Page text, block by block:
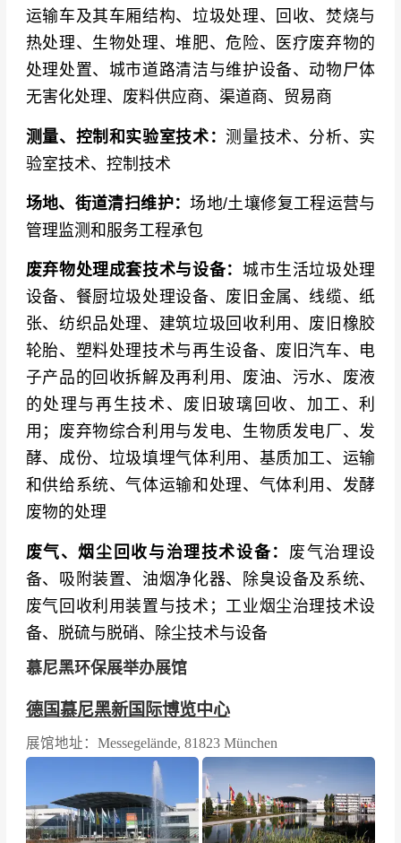
运输车及其车厢结构、垃圾处理、回收、焚烧与
热处理、生物处理、堆肥、危险、医疗废弃物的
处理处置、城市道路清洁与维护设备、动物尸体
无害化处理、废料供应商、渠道商、贸易商
测量、控制和实验室技术：测量技术、分析、实
验室技术、控制技术
场地、街道清扫维护：场地/土壤修复工程运营与
管理监测和服务工程承包
废弃物处理成套技术与设备： 城市生活垃圾处理
设备、餐厨垃圾处理设备、废旧金属、线缆、纸
张、纺织品处理、建筑垃圾回收利用、废旧橡胶
轮胎、塑料处理技术与再生设备、废旧汽车、电
子产品的回收拆解及再利用、废油、污水、废液
的处理与再生技术、废旧玻璃回收、加工、利
用；废弃物综合利用与发电、生物质发电厂、发
酵、成份、垃圾填埋气体利用、基质加工、运输
和供给系统、气体运输和处理、气体利用、发酵
废物的处理
废气、烟尘回收与治理技术设备： 废气治理设
备、吸附装置、油烟净化器、除臭设备及系统、
废气回收利用装置与技术；工业烟尘治理技术设
备、脱硫与脱硝、除尘技术与设备
慕尼黑环保展举办展馆
德国慕尼黑新国际博览中心
展馆地址：Messegelände, 81823 München